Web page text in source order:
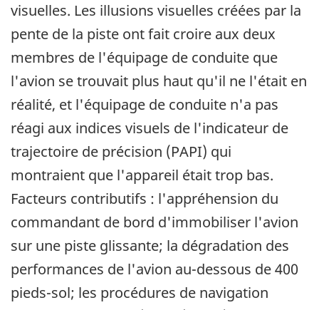
visuelles. Les illusions visuelles créées par la
pente de la piste ont fait croire aux deux
membres de l'équipage de conduite que
l'avion se trouvait plus haut qu'il ne l'était en
réalité, et l'équipage de conduite n'a pas
réagi aux indices visuels de l'indicateur de
trajectoire de précision (PAPI) qui
montraient que l'appareil était trop bas.
Facteurs contributifs : l'appréhension du
commandant de bord d'immobiliser l'avion
sur une piste glissante; la dégradation des
performances de l'avion au-dessous de 400
pieds-sol; les procédures de navigation